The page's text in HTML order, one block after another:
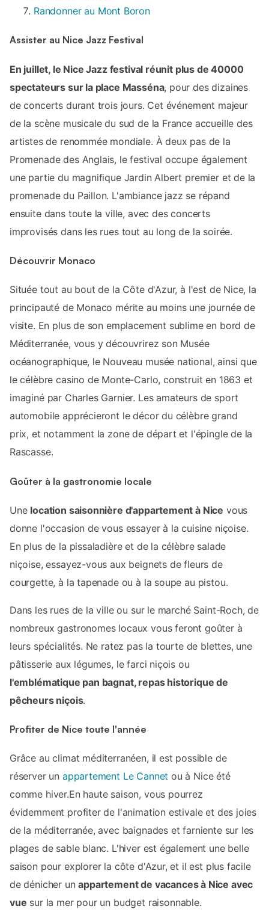
Randonner au Mont Boron
Assister au Nice Jazz Festival
En juillet, le Nice Jazz festival réunit plus de 40000
spectateurs sur la place Masséna, pour des dizaines
de concerts durant trois jours. Cet événement majeur
de la scène musicale du sud de la France accueille des
artistes de renommée mondiale. À deux pas de la
Promenade des Anglais, le festival occupe également
une partie du magnifique Jardin Albert premier et de la
promenade du Paillon. L'ambiance jazz se répand
ensuite dans toute la ville, avec des concerts
improvisés dans les rues tout au long de la soirée.
Découvrir Monaco
Située tout au bout de la Côte d'Azur, à l'est de Nice, la
principauté de Monaco mérite au moins une journée de
visite. En plus de son emplacement sublime en bord de
Méditerranée, vous y découvrirez son Musée
océanographique, le Nouveau musée national, ainsi que
le célèbre casino de Monte-Carlo, construit en 1863 et
imaginé par Charles Garnier. Les amateurs de sport
automobile apprécieront le décor du célèbre grand
prix, et notamment la zone de départ et l'épingle de la
Rascasse.
Goûter à la gastronomie locale
Une location saisonnière d'appartement à Nice vous
donne l'occasion de vous essayer à la cuisine niçoise.
En plus de la pissaladière et de la célèbre salade
niçoise, essayez-vous aux beignets de fleurs de
courgette, à la tapenade ou à la soupe au pistou.
Dans les rues de la ville ou sur le marché Saint-Roch, de
nombreux gastronomes locaux vous feront goûter à
leurs spécialités. Ne ratez pas la tourte de blettes, une
pâtisserie aux légumes, le farci niçois ou
l'emblématique pan bagnat, repas historique de
pêcheurs niçois.
Profiter de Nice toute l'année
Grâce au climat méditerranéen, il est possible de
réserver un appartement Le Cannet ou à Nice été
comme hiver.En haute saison, vous pourrez
évidemment profiter de l'animation estivale et des joies
de la méditerranée, avec baignades et farniente sur les
plages de sable blanc. L'hiver est également une belle
saison pour explorer la côte d'Azur, et il est plus facile
de dénicher unappartement de vacances à Nice avec
vue sur la mer pour un budget raisonnable.